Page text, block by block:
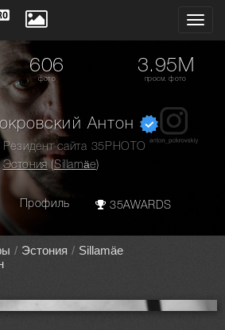
606
фото
3.95M
просм. фото
Антон
сайта 35PHOTO
Эстония(Sillamäe)
Профиль 35AWARDS
Эстония
Sillamäe